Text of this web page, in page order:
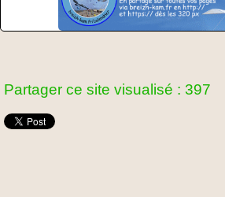
Partager ce site visualisé : 397